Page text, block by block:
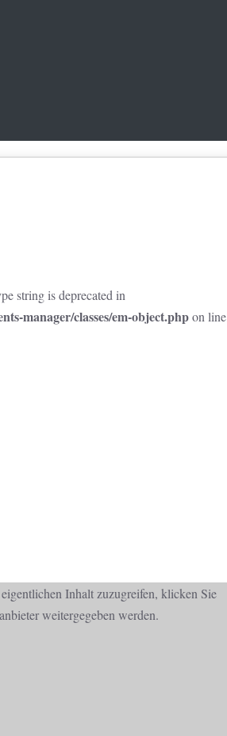
string is deprecated in
manager/classes/em-object.phpon line
Inhalt zuzugreifen, klicken Sie
weitergegeben werden.